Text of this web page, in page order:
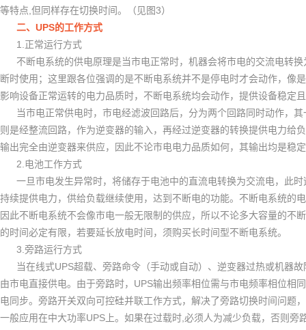
等特点 但同样存在切换时间。（见图3）
二、 UPS的工作方式
1. 正常运行方式
不断电系统的供电原理是当市电正常时，机器会将市电的交流电转
断时使用；这里跟各位强调的是不断电系统并不是停电时才会动作，像
影响设备正常运转的电力品质时，不断电系统均会动作，提供设备稳定
当市电正常供电时，市电经滤波回路后，分为两个回路同时动作，
则是经整流回路，作为逆变器的输入，再经过逆变器的转换提供电力给
输出完全由逆变器来供应，因此不论市电电力品质如何，其输出均是稳
2. 电池工作方式
一旦市电发生异常时，将储存于电池中的直流电转换为交流电，此
持续提供电力，供给负载继续使用，达到不断电的功能。不断电系统的
因此不断电系统不会像市电一般无限制的供应，所以不论多大容量的不
的时间必定有限，若要延长放电时间，须购买长时间型不断电系统。
3. 旁路运行方式
当在线式UPS超载、旁路命令（手动或自动）、逆变器过热或机器故
由市电直接供电。由于旁路时， UPS输出频率相位需与市电频率相位相同
电同步。旁路开关双向可控硅并联工作方式，解决了旁路切换时间问题
一般应用在中大功率UPS 上。如果在过载时 必须人为减少负载，否则旁